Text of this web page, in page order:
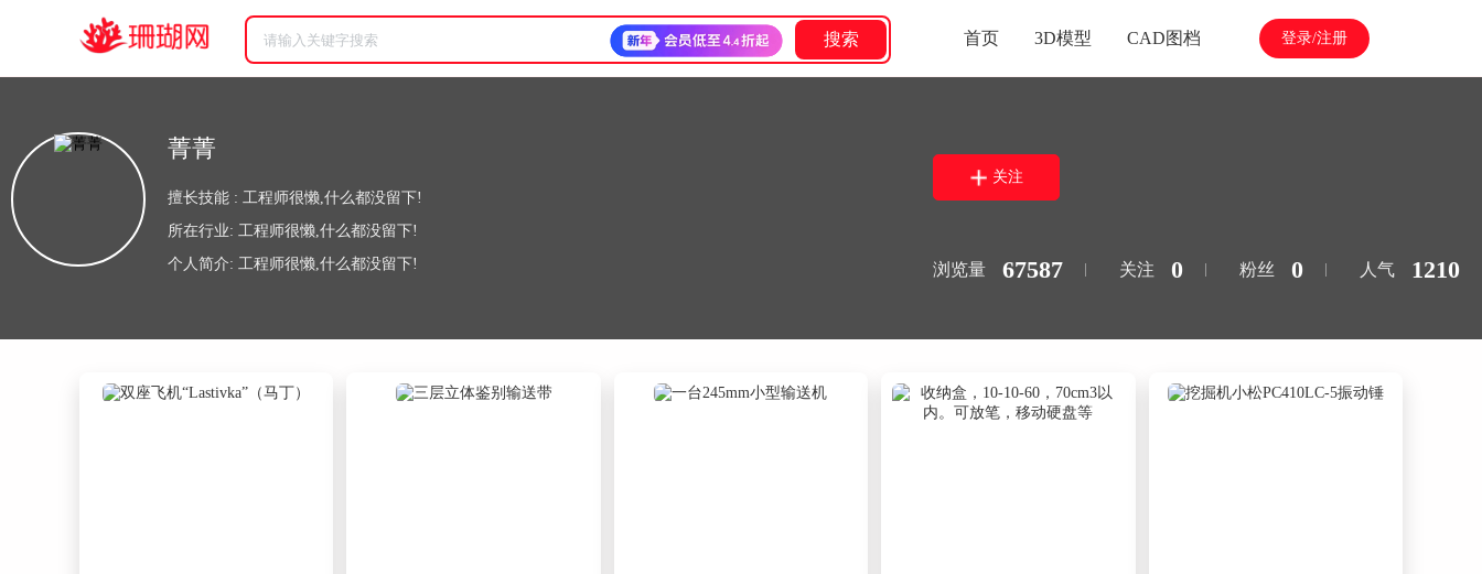
搜索 首页 3D模型 CAD图档 登录/注册
菁菁
擅长技能 : 工程师很懒,什么都没留下!
所在行业: 工程师很懒,什么都没留下!
个人简介: 工程师很懒,什么都没留下!
关注
浏览量 67587 关注 0 粉丝 0 人气 1210